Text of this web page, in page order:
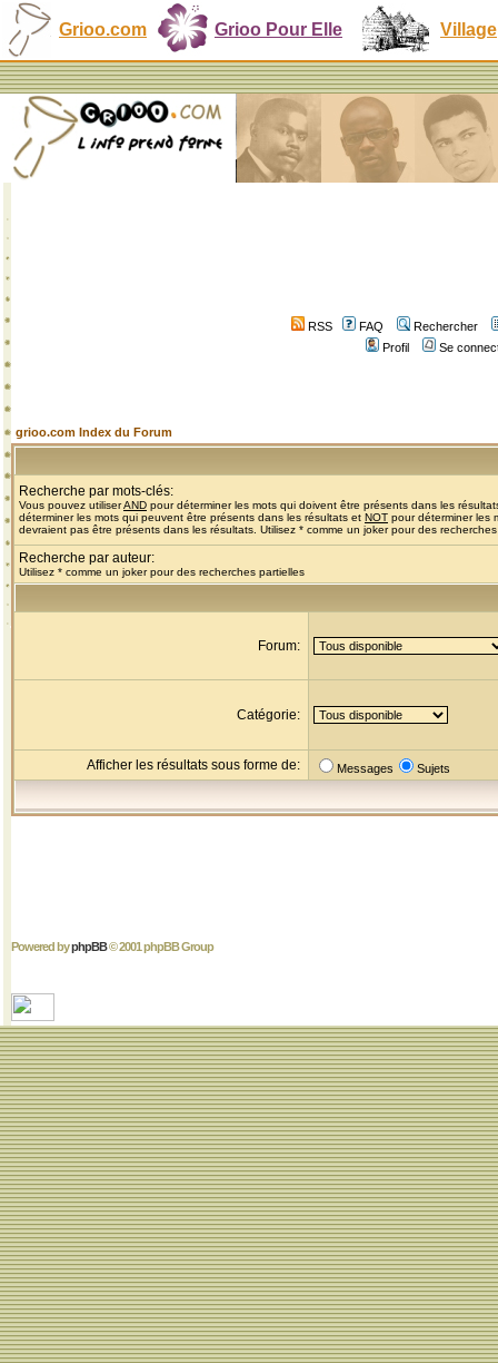
Grioo.com Grioo Pour Elle Village
RSS FAQ
Rechercher
Profil
Se
grioo.com Index du Forum
Recherche par mots-clés:
Vous pouvez utiliserAND pour déterminer les mots qui doivent être présents dans les
déterminer les mots qui peuvent être présents dans les résultats et NOT pour déterminer les
devraient pas être présents dans les résultats. Utilisez * comme un joker pour des
Recherche par auteur:
Utilisez * comme un joker pour des recherches partielles
Forum:
Catégorie:
Afficher les résultats sous forme de: Messages Sujets
Powered byphpBB© 2001 phpBB Group